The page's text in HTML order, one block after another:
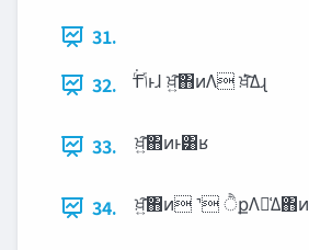
31.
32.
ͬ͘͟Γ‫ͱ͏ݴ‬ɺ ਖ਼͍͠΋ͷΛ ਖ਼ͭ͘͘͠Δɻ
33. ਖ਼͍͠΋ͷͱ͸ʁ
34. ਖ਼͍͠΋ͷ ˺ ੈքΛม͑Δ΋ͷ